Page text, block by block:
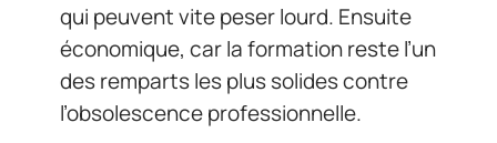
qui peuvent vite peser lourd. Ensuite
économique, car la formation reste l’un
des remparts les plus solides contre
l’obsolescence professionnelle.